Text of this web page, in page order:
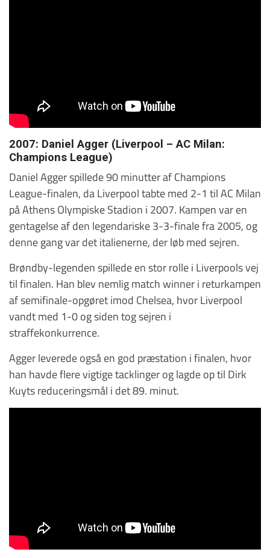
2007: Daniel Agger (Liverpool – AC Milan:
Champions League)
Daniel Agger spillede 90 minutter af Champions
League-finalen, da Liverpool tabte med 2-1 til AC Milan
på Athens Olympiske Stadion i 2007. Kampen var en
gentagelse af den legendariske 3-3-finale fra 2005, og
denne gang var det italienerne, der løb med sejren.
Brøndby-legenden spillede en stor rolle i Liverpools vej
til finalen. Han blev nemlig match winner i returkampen
af semifinale-opgøret imod Chelsea, hvor Liverpool
vandt med 1-0 og siden tog sejren i
straffekonkurrence.
Agger leverede også en god præstation i finalen, hvor
han havde flere vigtige tacklinger og lagde op til Dirk
Kuyts reduceringsmål i det 89. minut.